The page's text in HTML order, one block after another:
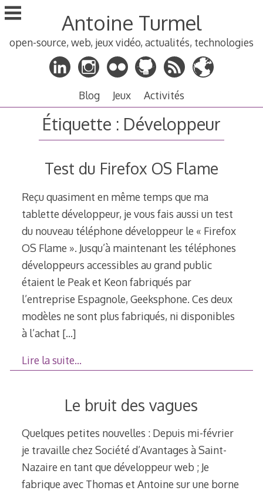
Aller
au
principal
Antoine Turmel
open-source, web, jeux vidéo, actualités, technologies
Blog Jeux Activités
Étiquette : Développeur
Test du Firefox OS Flame
Reçu quasiment en même temps que ma
tablette développeur, je vous fais aussi un test
du nouveau téléphone développeur le « Firefox
OS Flame ». Jusqu’à maintenant les téléphones
développeurs accessibles au grand public
étaient le Peak et Keon fabriqués par
l’entreprise Espagnole, Geeksphone. Ces deux
modèles ne sont plus fabriqués, ni disponibles
à l’achat […]
Lire la suite…
Le bruit des vagues
Quelques petites nouvelles : Depuis mi-février
je travaille chez Société d’Avantages à Saint-
Nazaire en tant que développeur web ; Je
fabrique avec Thomas et Antoine sur une borne